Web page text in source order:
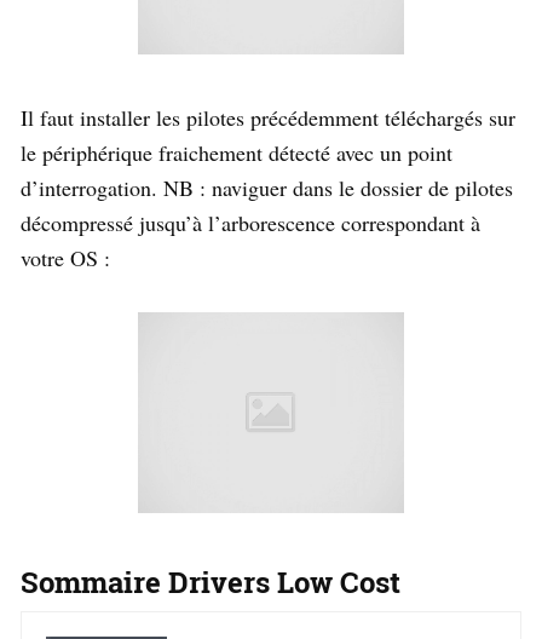
Il faut installer les pilotes précédemment téléchargés sur
le périphérique fraichement détecté avec un point
d’interrogation. NB : naviguer dans le dossier de pilotes
décompressé jusqu’à l’arborescence correspondant à
votre OS :
Sommaire Drivers Low Cost